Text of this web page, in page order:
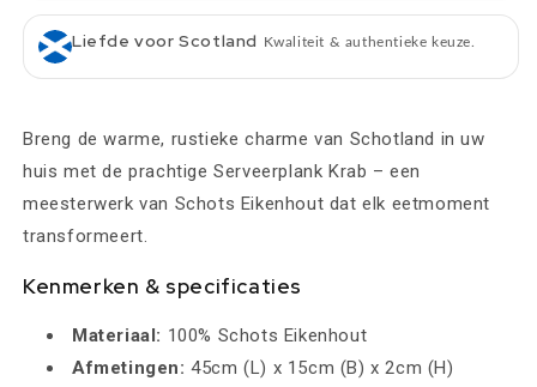
Liefde voor Scotland Kwaliteit & authentieke keuze.
Breng de warme, rustieke charme van Schotland in uw
huis met de prachtige Serveerplank Krab – een
meesterwerk van Schots Eikenhout dat elk eetmoment
transformeert.
Kenmerken & specificaties
Materiaal: 100% Schots Eikenhout
Afmetingen: 45cm (L) x 15cm (B) x 2cm (H)